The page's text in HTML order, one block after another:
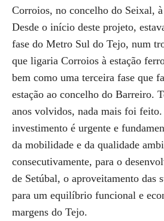
Corroios, no concelho do Seixal,
Desde o início deste projeto,
fase do Metro Sul do Tejo, num
que ligaria Corroios à estação
bem como uma terceira fase que
estação ao concelho do Barreiro.
anos volvidos, nada mais foi
investimento é urgente e
da mobilidade e da qualidade
consecutivamente, para o
de Setúbal, o aproveitamento das
para um equilíbrio funcional e
margens do Tejo.